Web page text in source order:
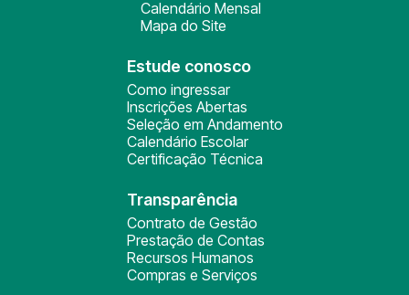
Calendário Mensal
Mapa do Site
Estude conosco
Como ingressar
Inscrições Abertas
Seleção em Andamento
Calendário Escolar
Certificação Técnica
Transparência
Contrato de Gestão
Prestação de Contas
Recursos Humanos
Compras e Serviços